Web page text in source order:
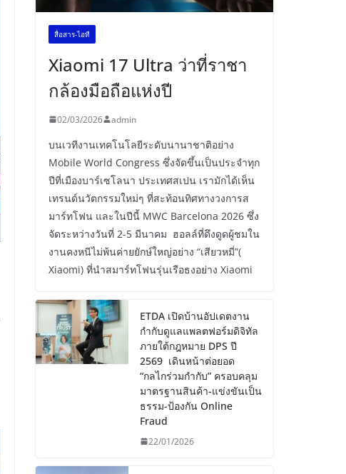
สื่อสาร-ไอที
Xiaomi 17 Ultra ว่าที่ราชา
กล้องมือถือแห่งปี
02/03/2026 admin
บนเวทีงานเทคโนโลยีระดับนานาชาติอย่าง
Mobile World Congress ซึ่งจัดขึ้นเป็นประจำทุก
ปีที่เมืองบาร์เซโลนา ประเทศสเปน เรามักได้เห็น
เทรนด์นวัตกรรมใหม่ๆ ที่สะท้อนทิศทางวงการส
มาร์ทโฟน และในปีนี้ MWC Barcelona 2026 ซึ่ง
จัดระหว่างวันที่ 2-5 มีนาคม ฮอลล์ที่ดึงดูดผู้ชมใน
งานคงหนีไม่พ้นค่ายยักษ์ใหญ่อย่าง “เสียวหมี่”(
Xiaomi) ที่นำสมาร์ทโฟนรุ่นเรือธงอย่าง Xiaomi
ETDA เปิดบ้านอัปเดตงาน
กำกับดูแลแพลตฟอร์มดิจิทัล
ภายใต้กฎหมาย DPS ปี
2569 เดินหน้าต่อยอด
“กลไกร่วมกำกับ” ครอบคลุม
มาตรฐานสินค้า-แข่งขันเป็น
ธรรม-ป้องกัน Online
Fraud
22/01/2026